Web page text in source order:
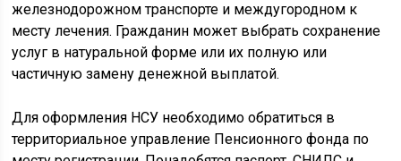
железнодорожном транспорте и междугородном к
месту лечения. Гражданин может выбрать сохранение
услуг в натуральной форме или их полную или
частичную замену денежной выплатой.
Для оформления НСУ необходимо обратиться в
территориальное управление Пенсионного фонда по